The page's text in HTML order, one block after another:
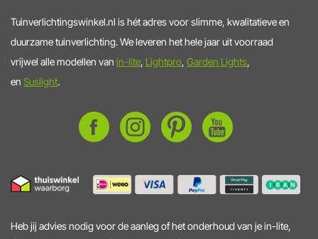
Tuinverlichtingswinkel.nl is hét adres voor slimme, kwalitatieve en
duurzame tuinverlichting. We leveren het hele jaar uit voorraad
vrijwel alle modellen van in-lite, Lightpro, Garden Lights,
en Suslight.
Heb jij advies nodig voor de aanleg of het onderhoud van je in-lite,